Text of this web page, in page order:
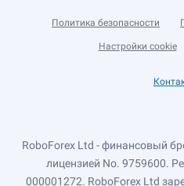
Политика безопасности
Настройки cookie
RoboForex Ltd - финансовый
лицензией No. 9759600.
000001272. RoboForex Ltd